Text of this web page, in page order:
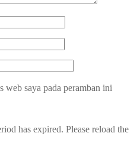
web saya pada peramban ini
has expired. Please reload the